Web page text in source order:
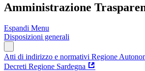
Amministrazione
Espandi Menu
Disposizioni generali
Atti di indirizzo e normativi Regione
Decreti Regione Sardegna